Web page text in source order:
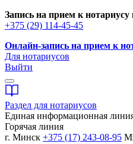
Запись на прием к нотариусу
+375 (29) 114-45-45
Онлайн-запись на прием к
Для нотариусов
Выйти
Раздел для нотариусов
Единая информационная
Горячая линия
г. Минск +375 (17) 243-08-95